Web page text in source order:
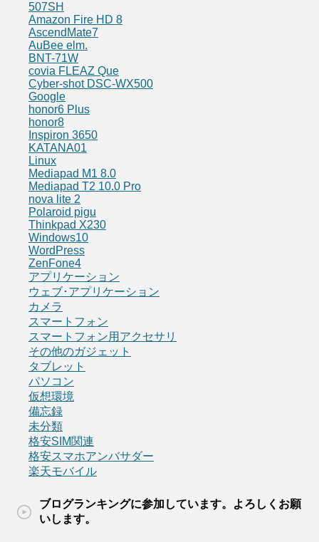
507SH
Amazon Fire HD 8
AscendMate7
AuBee elm.
BNT-71W
covia FLEAZ Que
Cyber-shot DSC-WX500
Google
honor6 Plus
honor8
Inspiron 3650
KATANA01
Linux
Mediapad M1 8.0
Mediapad T2 10.0 Pro
nova lite 2
Polaroid pigu
Thinkpad X230
Windows10
WordPress
ZenFone4
アプリケーション
ウェブ･アプリケーション
カメラ
スマートフォン
スマートフォン用アクセサリ
その他のガジェット
タブレット
パソコン
仮想環境
備忘録
未分類
格安SIM関連
格安スマホアンバサダー
楽天モバイル
ブログランキングに参加しています。よろしくお願
いします。